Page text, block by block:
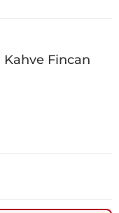
Kahve Fincan